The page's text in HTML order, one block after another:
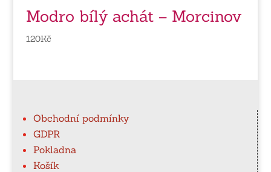
Modro bílý achát – Morcinov
120Kč
Obchodní podmínky
GDPR
Pokladna
Košík